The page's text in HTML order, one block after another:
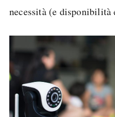
necessità (e disponibilità